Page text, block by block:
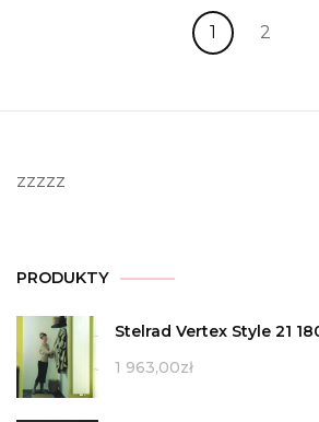
1 2
zzzzz
PRODUKTY
Stelrad Vertex Style 21
1 963,00zł